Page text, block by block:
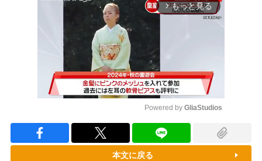
arrow_forward_ios もっと見る
Powered by GliaStudios
本文に戻る